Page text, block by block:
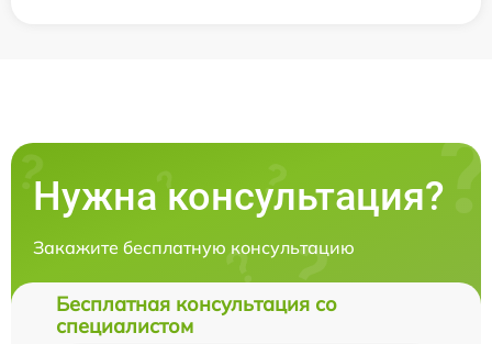
Нужна консультация?
Закажите бесплатную консультацию
Бесплатная консультация со
специалистом